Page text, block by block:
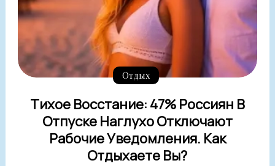
Отдых
Тихое Восстание: 47% Россиян В
Отпуске Наглухо Отключают
Рабочие Уведомления. Как
Отдыхаете Вы?